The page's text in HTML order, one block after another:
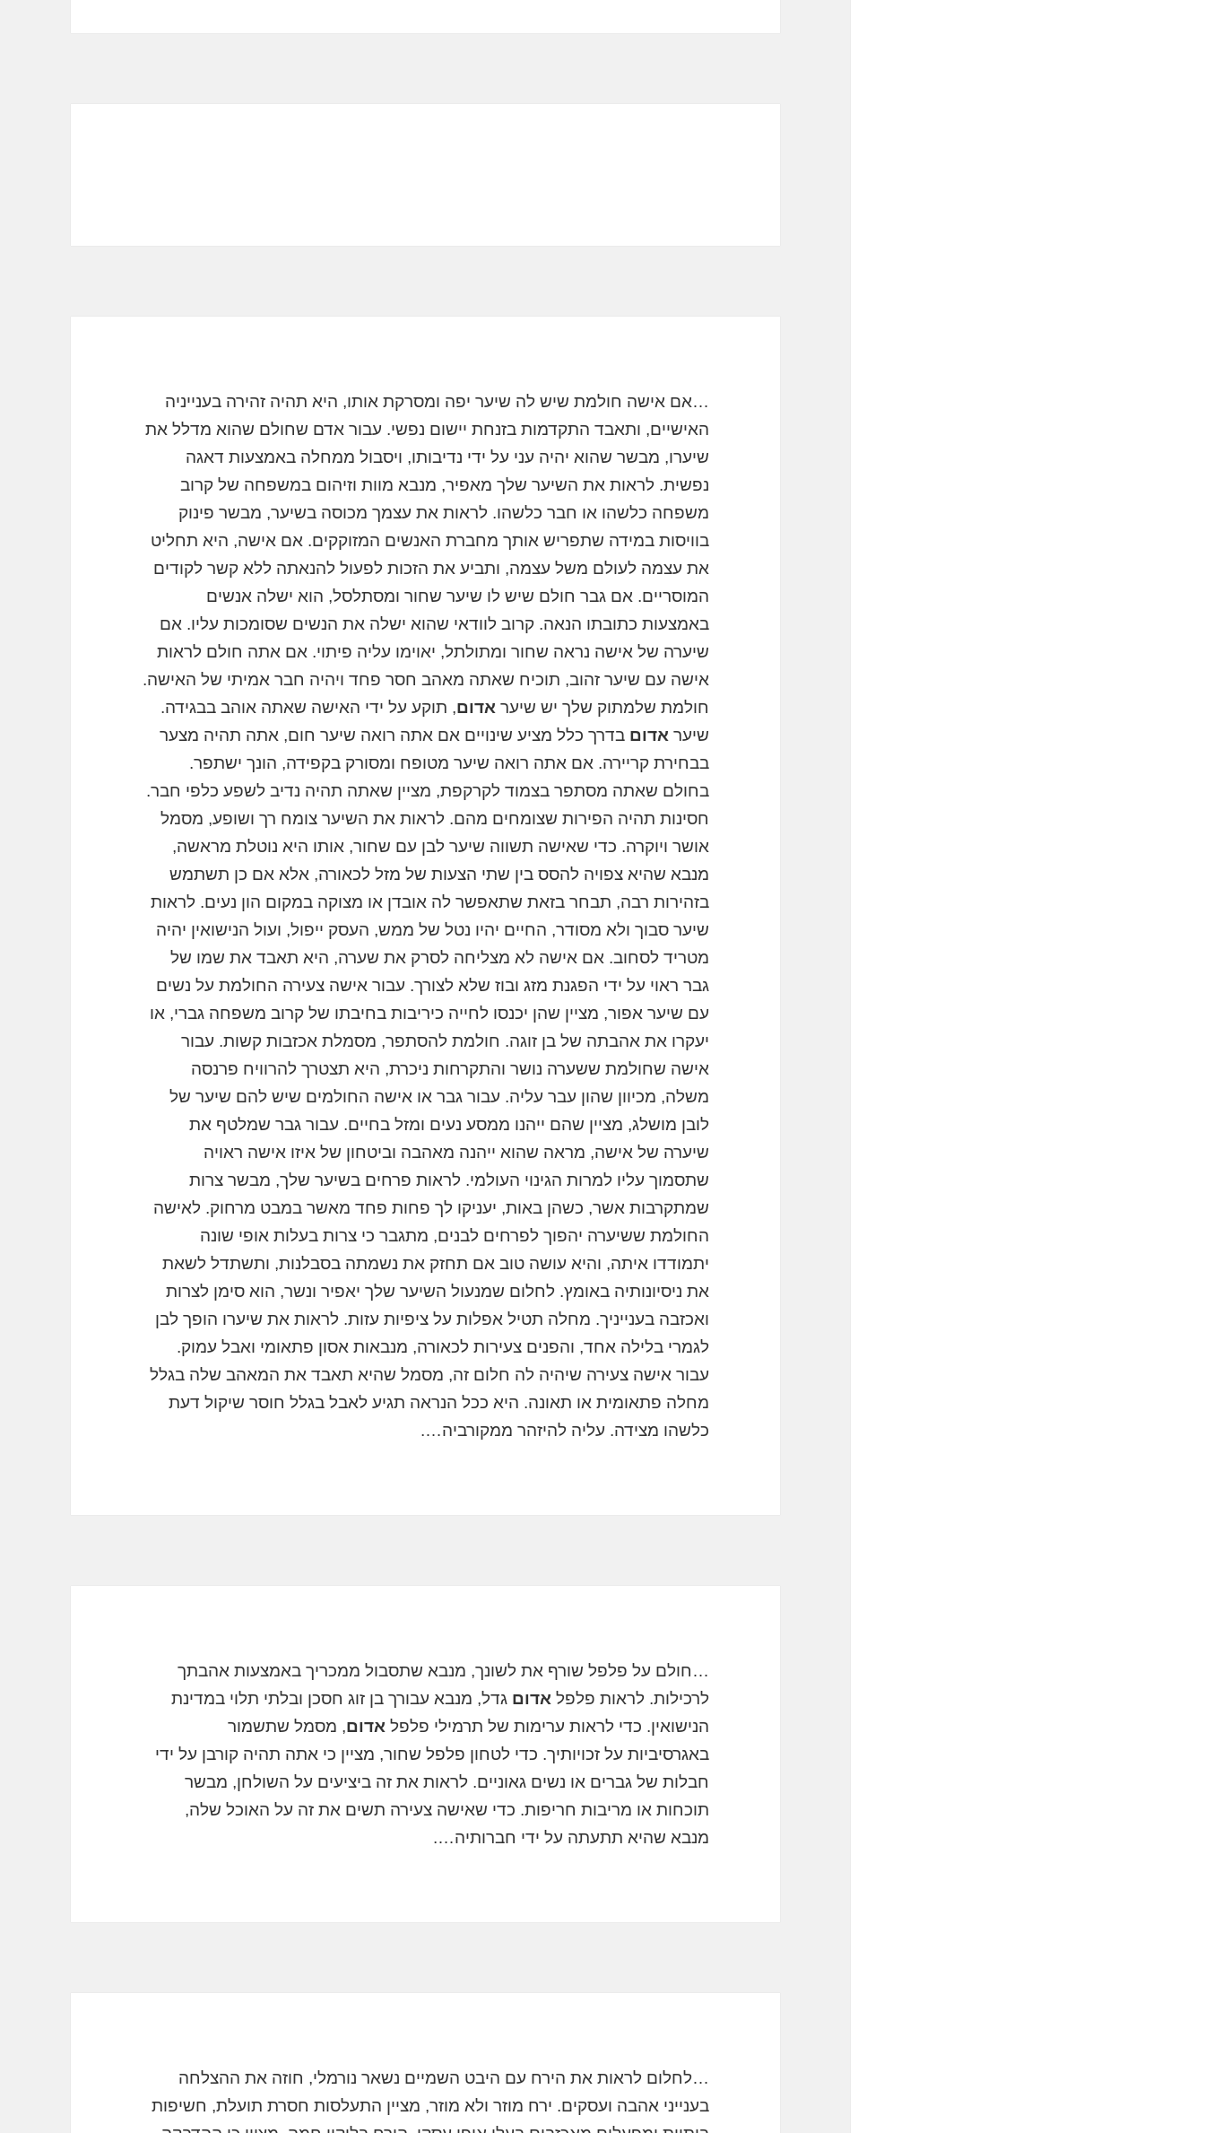
…אם אישה חולמת שיש לה שיער יפה ומסרקת אותו, היא תהיה זהירה בענייניה
האישיים, ותאבד התקדמות בזנחת יישום נפשי. עבור אדם שחולם שהוא מדלל את
שיערו, מבשר שהוא יהיה עני על ידי נדיבותו, ויסבול ממחלה באמצעות דאגה
נפשית. לראות את השיער שלך מאפיר, מנבא מוות וזיהום במשפחה של קרוב
משפחה כלשהו או חבר כלשהו. לראות את עצמך מכוסה בשיער, מבשר פינוק
בוויסות במידה שתפריש אותך מחברת האנשים המזוקקים. אם אישה, היא תחליט
את עצמה לעולם משל עצמה, ותביע את הזכות לפעול להנאתה ללא קשר לקודים
המוסריים. אם גבר חולם שיש לו שיער שחור ומסתלסל, הוא ישלה אנשים
באמצעות כתובתו הנאה. קרוב לוודאי שהוא ישלה את הנשים שסומכות עליו. אם
שיערה של אישה נראה שחור ומתולתל, יאוימו עליה פיתוי. אם אתה חולם לראות
אישה עם שיער זהוב, תוכיח שאתה מאהב חסר פחד ויהיה חבר אמיתי של האישה.
חולמת שלמתוק שלך יש שיער אדום, תוקע על ידי האישה שאתה אוהב בבגידה.
שיער אדום בדרך כלל מציע שינויים אם אתה רואה שיער חום, אתה תהיה מצער
בבחירת קריירה. אם אתה רואה שיער מטופח ומסורק בקפידה, הונך ישתפר.
בחולם שאתה מסתפר בצמוד לקרקפת, מציין שאתה תהיה נדיב לשפע כלפי חבר.
חסינות תהיה הפירות שצומחים מהם. לראות את השיער צומח רך ושופע, מסמל
אושר ויוקרה. כדי שאישה תשווה שיער לבן עם שחור, אותו היא נוטלת מראשה,
מנבא שהיא צפויה להסס בין שתי הצעות של מזל לכאורה, אלא אם כן תשתמש
בזהירות רבה, תבחר בזאת שתאפשר לה אובדן או מצוקה במקום הון נעים. לראות
שיער סבוך ולא מסודר, החיים יהיו נטל של ממש, העסק ייפול, ועול הנישואין יהיה
מטריד לסחוב. אם אישה לא מצליחה לסרק את שערה, היא תאבד את שמו של
גבר ראוי על ידי הפגנת מזג ובוז שלא לצורך. עבור אישה צעירה החולמת על נשים
עם שיער אפור, מציין שהן יכנסו לחייה כיריבות בחיבתו של קרוב משפחה גברי, או
יעקרו את אהבתה של בן זוגה. חולמת להסתפר, מסמלת אכזבות קשות. עבור
אישה שחולמת ששערה נושר והתקרחות ניכרת, היא תצטרך להרוויח פרנסה
משלה, מכיוון שהון עבר עליה. עבור גבר או אישה החולמים שיש להם שיער של
לובן מושלג, מציין שהם ייהנו ממסע נעים ומזל בחיים. עבור גבר שמלטף את
שיערה של אישה, מראה שהוא ייהנה מאהבה וביטחון של איזו אישה ראויה
שתסמוך עליו למרות הגינוי העולמי. לראות פרחים בשיער שלך, מבשר צרות
שמתקרבות אשר, כשהן באות, יעניקו לך פחות פחד מאשר במבט מרחוק. לאישה
החולמת ששיערה יהפוך לפרחים לבנים, מתגבר כי צרות בעלות אופי שונה
יתמודדו איתה, והיא עושה טוב אם תחזק את נשמתה בסבלנות, ותשתדל לשאת
את ניסיונותיה באומץ. לחלום שמנעול השיער שלך יאפיר ונשר, הוא סימן לצרות
ואכזבה בענייניך. מחלה תטיל אפלות על ציפיות עזות. לראות את שיערו הופך לבן
לגמרי בלילה אחד, והפנים צעירות לכאורה, מנבאות אסון פתאומי ואבל עמוק.
עבור אישה צעירה שיהיה לה חלום זה, מסמל שהיא תאבד את המאהב שלה בגלל
מחלה פתאומית או תאונה. היא ככל הנראה תגיע לאבל בגלל חוסר שיקול דעת
כלשהו מצידה. עליה להיזהר ממקורביה….
…חולם על פלפל שורף את לשונך, מנבא שתסבול ממכריך באמצעות אהבתך
לרכילות. לראות פלפל אדום גדל, מנבא עבורך בן זוג חסכן ובלתי תלוי במדינת
הנישואין. כדי לראות ערימות של תרמילי פלפל אדום, מסמל שתשמור
באגרסיביות על זכויותיך. כדי לטחון פלפל שחור, מציין כי אתה תהיה קורבן על ידי
חבלות של גברים או נשים גאוניים. לראות את זה ביציעים על השולחן, מבשר
תוכחות או מריבות חריפות. כדי שאישה צעירה תשים את זה על האוכל שלה,
מנבא שהיא תתעתה על ידי חברותיה….
…לחלום לראות את הירח עם היבט השמיים נשאר נורמלי, חוזה את ההצלחה
בענייני אהבה ועסקים. ירח מוזר ולא מוזר, מציין התעלסות חסרת תועלת, חשיפות